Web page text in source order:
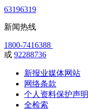
63196319
新闻热线
1800-7416388
或 92288736
新报业媒体网站
网络条款
个人资料保护声明
全检索